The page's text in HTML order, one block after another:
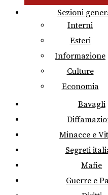
Sezioni
Interni
Esteri
Informazione
Culture
Economia
Bavagli
Minacce e
Segreti
Mafie
Guerre e